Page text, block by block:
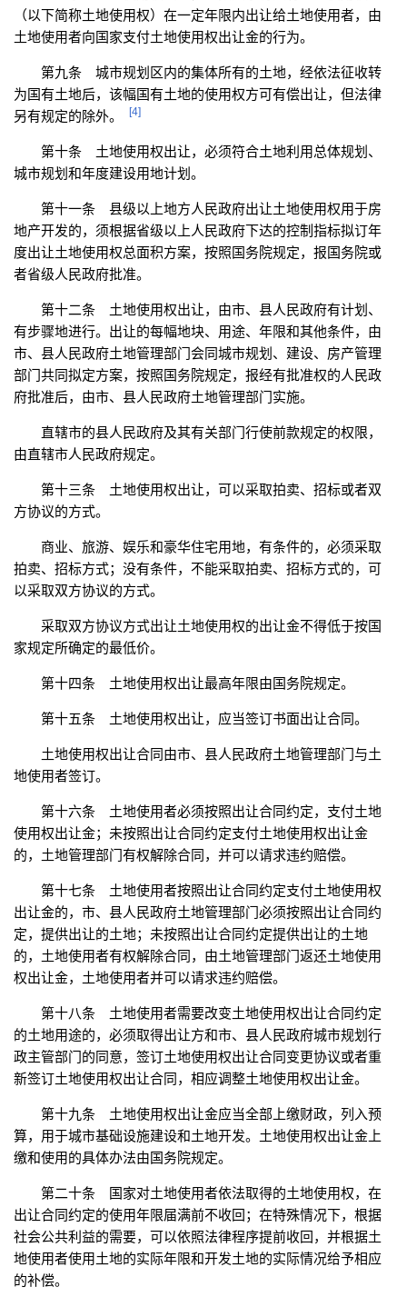
（以下简称土地使用权）在一定年限内出让给土地使用者，由
土地使用者向国家支付土地使用权出让金的行为。
第九条 城市规划区内的集体所有的土地，经依法征收转
为国有土地后，该幅国有土地的使用权方可有偿出让，但法律
另有规定的除外。
[4]
第十条 土地使用权出让，必须符合土地利用总体规划、
城市规划和年度建设用地计划。
第十一条 县级以上地方人民政府出让土地使用权用于房
地产开发的，须根据省级以上人民政府下达的控制指标拟订年
度出让土地使用权总面积方案，按照国务院规定，报国务院或
者省级人民政府批准。
第十二条 土地使用权出让，由市、县人民政府有计划、
有步骤地进行。出让的每幅地块、用途、年限和其他条件，由
市、县人民政府土地管理部门会同城市规划、建设、房产管理
部门共同拟定方案，按照国务院规定，报经有批准权的人民政
府批准后，由市、县人民政府土地管理部门实施。
直辖市的县人民政府及其有关部门行使前款规定的权限，
由直辖市人民政府规定。
第十三条 土地使用权出让，可以采取拍卖、招标或者双
方协议的方式。
商业、旅游、娱乐和豪华住宅用地，有条件的，必须采取
拍卖、招标方式；没有条件，不能采取拍卖、招标方式的，可
以采取双方协议的方式。
采取双方协议方式出让土地使用权的出让金不得低于按国
家规定所确定的最低价。
第十四条 土地使用权出让最高年限由国务院规定。
第十五条 土地使用权出让，应当签订书面出让合同。
土地使用权出让合同由市、县人民政府土地管理部门与土
地使用者签订。
第十六条 土地使用者必须按照出让合同约定，支付土地
使用权出让金；未按照出让合同约定支付土地使用权出让金
的，土地管理部门有权解除合同，并可以请求违约赔偿。
第十七条 土地使用者按照出让合同约定支付土地使用权
出让金的，市、县人民政府土地管理部门必须按照出让合同约
定，提供出让的土地；未按照出让合同约定提供出让的土地
的，土地使用者有权解除合同，由土地管理部门返还土地使用
权出让金，土地使用者并可以请求违约赔偿。
第十八条 土地使用者需要改变土地使用权出让合同约定
的土地用途的，必须取得出让方和市、县人民政府城市规划行
政主管部门的同意，签订土地使用权出让合同变更协议或者重
新签订土地使用权出让合同，相应调整土地使用权出让金。
第十九条 土地使用权出让金应当全部上缴财政，列入预
算，用于城市基础设施建设和土地开发。土地使用权出让金上
缴和使用的具体办法由国务院规定。
第二十条 国家对土地使用者依法取得的土地使用权，在
出让合同约定的使用年限届满前不收回；在特殊情况下，根据
社会公共利益的需要，可以依照法律程序提前收回，并根据土
地使用者使用土地的实际年限和开发土地的实际情况给予相应
的补偿。